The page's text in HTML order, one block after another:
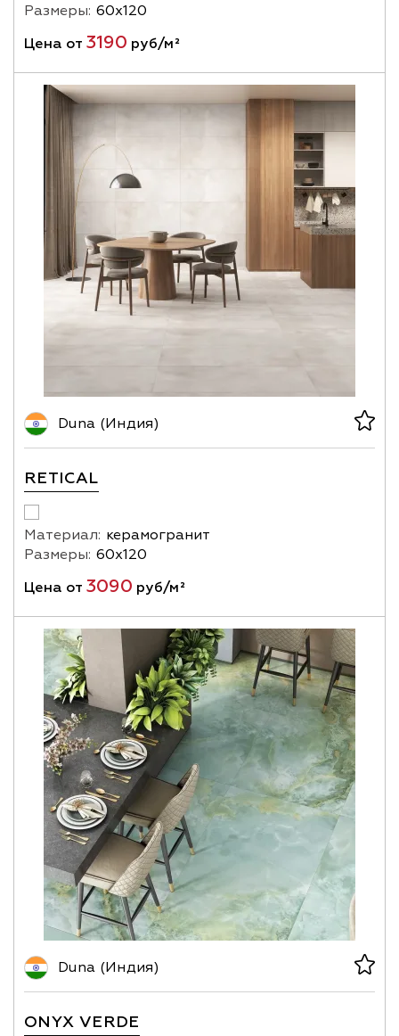
Размеры: 60х120
Цена от 3190 руб/м²
Duna (Индия)
RETICAL
Материал: керамогранит
Размеры: 60х120
Цена от 3090 руб/м²
Duna (Индия)
ONYX VERDE